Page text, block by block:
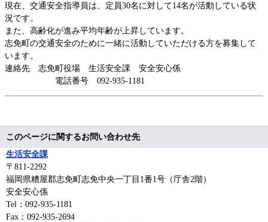
現在、交通安全指導員は、定員30名に対して14名が活動している状
況です。
また、高齢化が進み平均年齢が上昇しています。
志免町の交通安全のために一緒に活動していただける方を募集して
います。
連絡先 志免町役場 生活安全課 安全安心係
電話番号 092-935-1181
このページに関するお問い合わせ先
生活安全課
〒811-2292
福岡県糟屋郡志免町志免中央一丁目1番1号（庁舎2階）
安全安心係
Tel：092-935-1181
Fax：092-935-2694